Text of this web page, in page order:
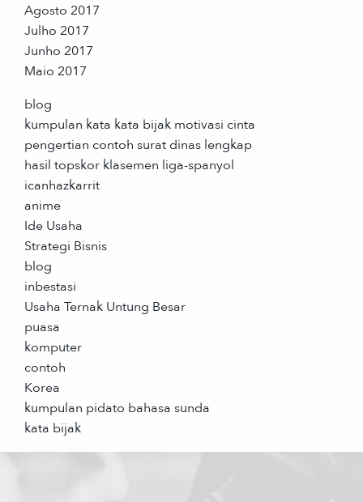
Agosto 2017
Julho 2017
Junho 2017
Maio 2017
blog
kumpulan kata kata bijak motivasi cinta
pengertian contoh surat dinas lengkap
hasil topskor klasemen liga-spanyol
icanhazkarrit
anime
Ide Usaha
Strategi Bisnis
blog
inbestasi
Usaha Ternak Untung Besar
puasa
komputer
contoh
Korea
kumpulan pidato bahasa sunda
kata bijak